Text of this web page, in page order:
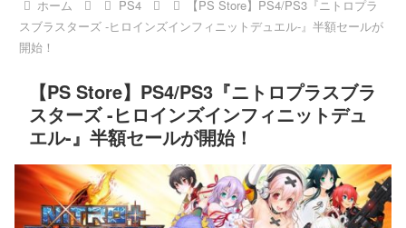
ホーム PS4
【PS Store】PS4/PS3『ニトロプラ
スブラスターズ -ヒロインズインフィニットデュエル-』半額セールが
開始！
【PS Store】PS4/PS3『ニトロプラスブラ
スターズ -ヒロインズインフィニットデュ
エル-』半額セールが開始！